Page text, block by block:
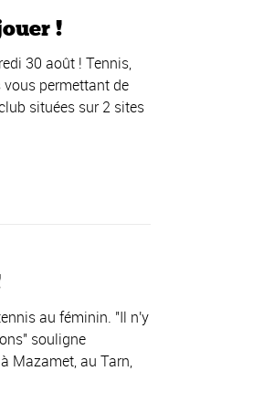
!
30 août ! Tennis,
permettant de
situées sur 2 sites
au féminin. "Il n'y
souligne
Mazamet, au Tarn,